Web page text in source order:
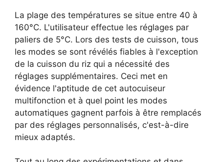
La plage des températures se situe entre 40 à
160°C. L'utilisateur effectue les réglages par
paliers de 5°C. Lors des tests de cuisson, tous
les modes se sont révélés fiables à l'exception
de la cuisson du riz qui a nécessité des
réglages supplémentaires. Ceci met en
évidence l'aptitude de cet autocuiseur
multifonction et à quel point les modes
automatiques gagnent parfois à être remplacés
par des réglages personnalisés, c'est-à-dire
mieux adaptés.